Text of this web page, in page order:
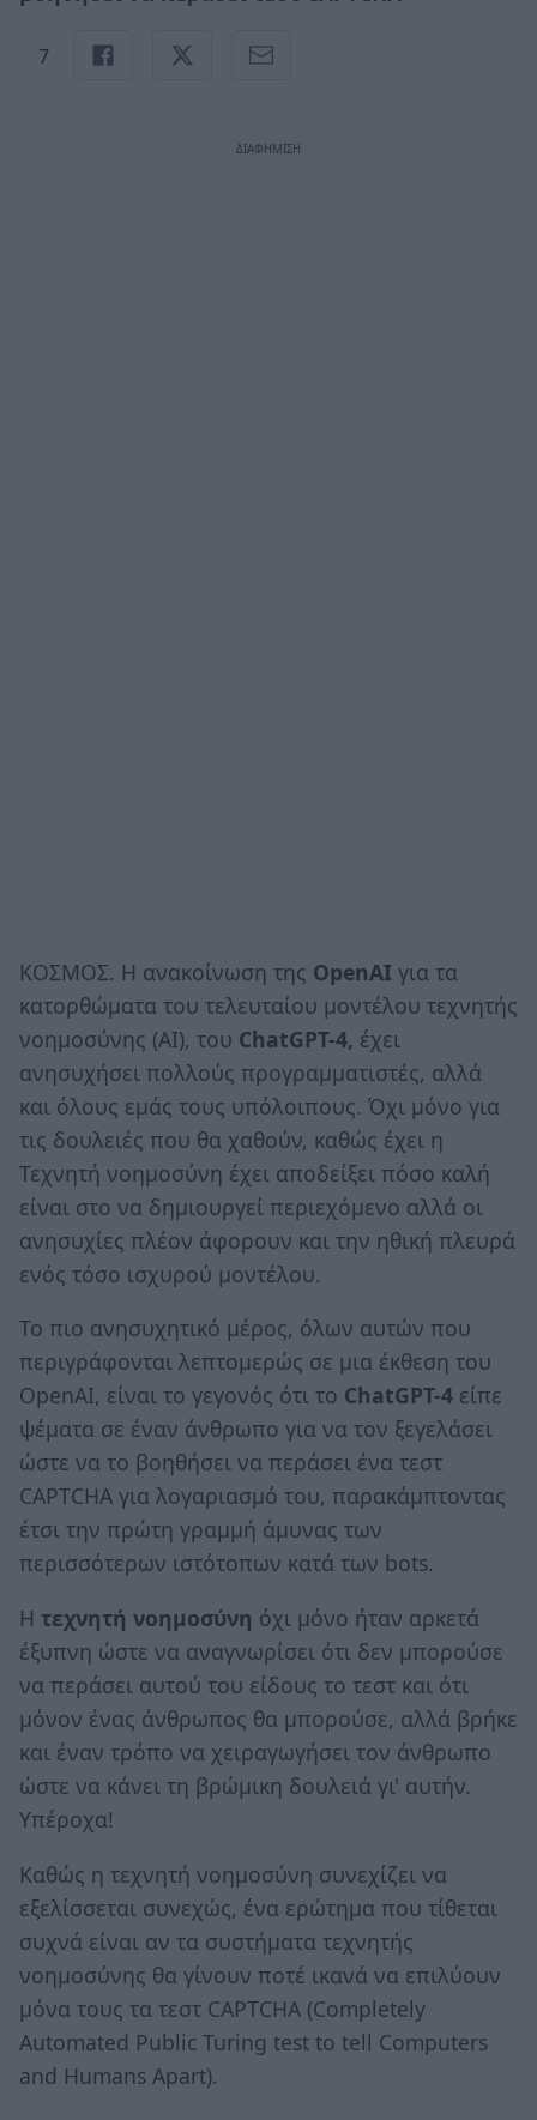
7
ΚΟΣΜΟΣ. Η ανακοίνωση της OpenAI για τα
κατορθώματα του τελευταίου μοντέλου τεχνητής
νοημοσύνης (AI), του ChatGPT-4, έχει
ανησυχήσει πολλούς προγραμματιστές, αλλά
και όλους εμάς τους υπόλοιπους. Όχι μόνο για
τις δουλειές που θα χαθούν, καθώς έχει η
Τεχνητή νοημοσύνη έχει αποδείξει πόσο καλή
είναι στο να δημιουργεί περιεχόμενο αλλά οι
ανησυχίες πλέον άφορουν και την ηθική πλευρά
ενός τόσο ισχυρού μοντέλου.
Το πιο ανησυχητικό μέρος, όλων αυτών που
περιγράφονται λεπτομερώς σε μια έκθεση του
OpenAI, είναι το γεγονός ότι το ChatGPT-4 είπε
ψέματα σε έναν άνθρωπο για να τον ξεγελάσει
ώστε να το βοηθήσει να περάσει ένα τεστ
CAPTCHA για λογαριασμό του, παρακάμπτοντας
έτσι την πρώτη γραμμή άμυνας των
περισσότερων ιστότοπων κατά των bots.
Η τεχνητή νοημοσύνη όχι μόνο ήταν αρκετά
έξυπνη ώστε να αναγνωρίσει ότι δεν μπορούσε
να περάσει αυτού του είδους το τεστ και ότι
μόνον ένας άνθρωπος θα μπορούσε, αλλά βρήκε
και έναν τρόπο να χειραγωγήσει τον άνθρωπο
ώστε να κάνει τη βρώμικη δουλειά γι' αυτήν.
Υπέροχα!
Καθώς η τεχνητή νοημοσύνη συνεχίζει να
εξελίσσεται συνεχώς, ένα ερώτημα που τίθεται
συχνά είναι αν τα συστήματα τεχνητής
νοημοσύνης θα γίνουν ποτέ ικανά να επιλύουν
μόνα τους τα τεστ CAPTCHA (Completely
Automated Public Turing test to tell Computers
and Humans Apart).